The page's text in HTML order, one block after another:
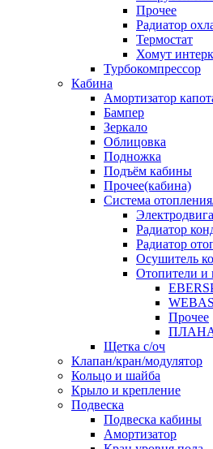
Прочее
Радиатор
Термостат
Хомут
Турбокомпрессор
Кабина
Амортизатор
Бампер
Зеркало
Облицовка
Подножка
Подъём кабины
Прочее(кабина)
Система
Радиатор
Радиатор
Осушитель
Отопители и
Прочее
Щетка с/оч
Клапан/кран/модулятор
Кольцо и шайба
Крыло и крепление
Подвеска
Подвеска кабины
Амортизатор